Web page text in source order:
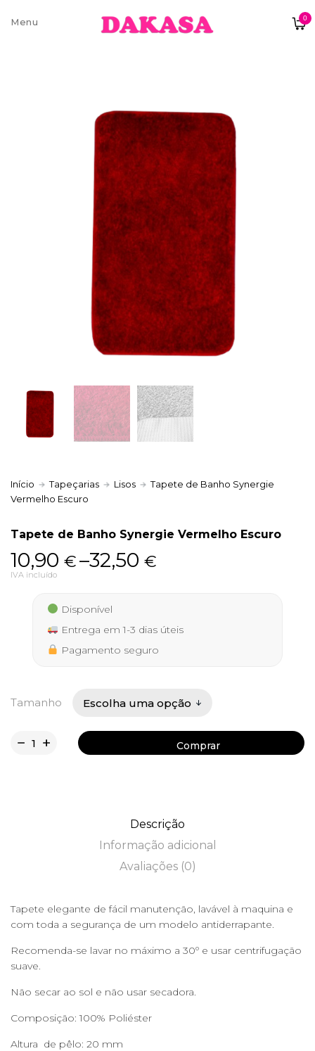
0
Sobre nós
Pagamentos e Envios
Trocas e Devoluções
Termos e condições
Início Tapeçarias Lisos
Tapete de Banho Synergie
Vermelho Escuro
Tapete de Banho Synergie Vermelho Escuro
10,90 €–32,50€
Price
range:
10,90 €
through
32,50 €
IVA incluído
Disponível
Entrega em 1-3 dias úteis
Pagamento seguro
Tamanho
Comprar
Descrição
Informação adicional
Avaliações (0)
Tapete elegante de fácil manutenção, lavável à maquina e
com toda a segurança de um modelo antiderrapante.
Recomenda-se lavar no máximo a 30º e usar centrifugação
suave.
Não secar ao sol e não usar secadora.
Composição: 100% Poliéster
Altura de pêlo: 20 mm